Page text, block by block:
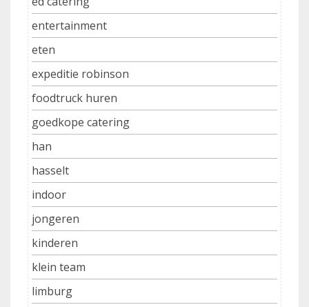
entertainment
eten
expeditie robinson
foodtruck huren
goedkope catering
han
hasselt
indoor
jongeren
kinderen
klein team
limburg